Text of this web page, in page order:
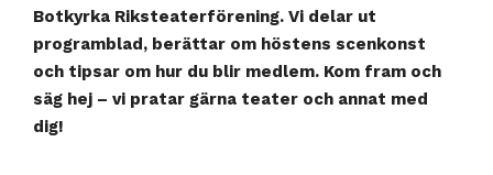
Botkyrka Riksteaterförening. Vi delar ut
programblad, berättar om höstens scenkonst
och tipsar om hur du blir medlem. Kom fram och
säg hej – vi pratar gärna teater och annat med
dig!